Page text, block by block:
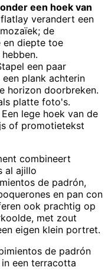
een hoek van
flatlay verandert een
de
diepte toe
een paar
plank achterin
horizon doorbreken.
platte foto's.
Een lege hoek van de
of promotietekst
combineert
al ajillo
de padrón,
en pan con
ook prachtig op
met zout
eigen klein portret.
de padrón
een terracotta